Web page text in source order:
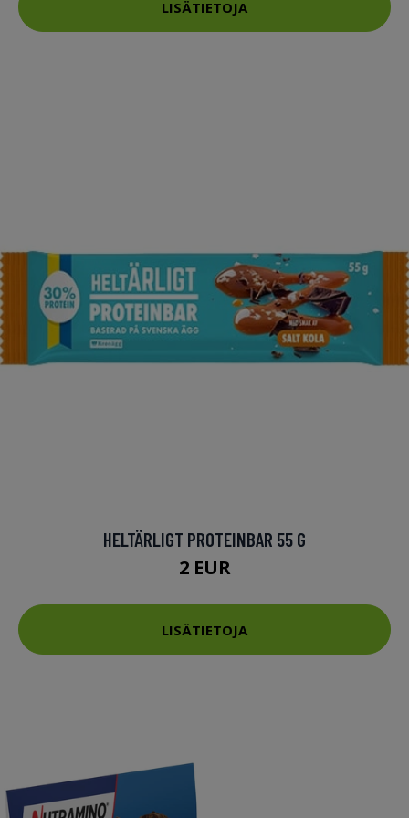
LISÄTIETOJA
HELTÄRLIGT PROTEINBAR 55 G
2 EUR
LISÄTIETOJA